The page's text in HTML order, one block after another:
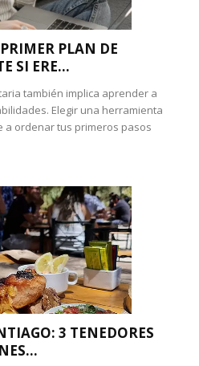
PLAN DE
SI ERE...
también implica aprender a
Elegir una herramienta
a ordenar tus primeros pasos
3 TENEDORES